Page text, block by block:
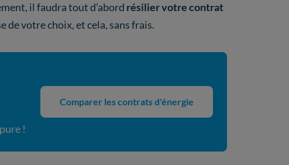
il faudra tout d’abord résilier votre contrat
de votre choix, et cela, sans frais.
!
Comparer les contrats d'énergie